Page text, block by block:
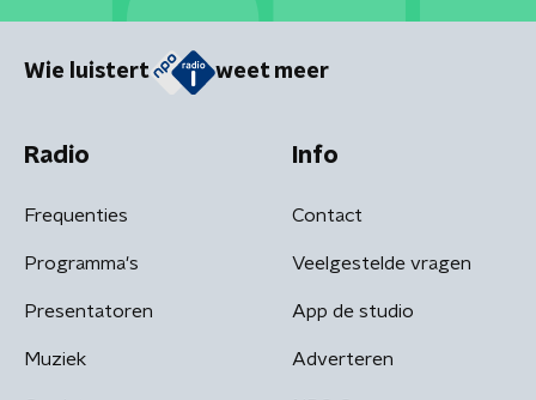
Wie luistert weet meer
Radio
Frequenties
Programma's
Presentatoren
Muziek
Info
Contact
Veelgestelde vragen
App de studio
Adverteren